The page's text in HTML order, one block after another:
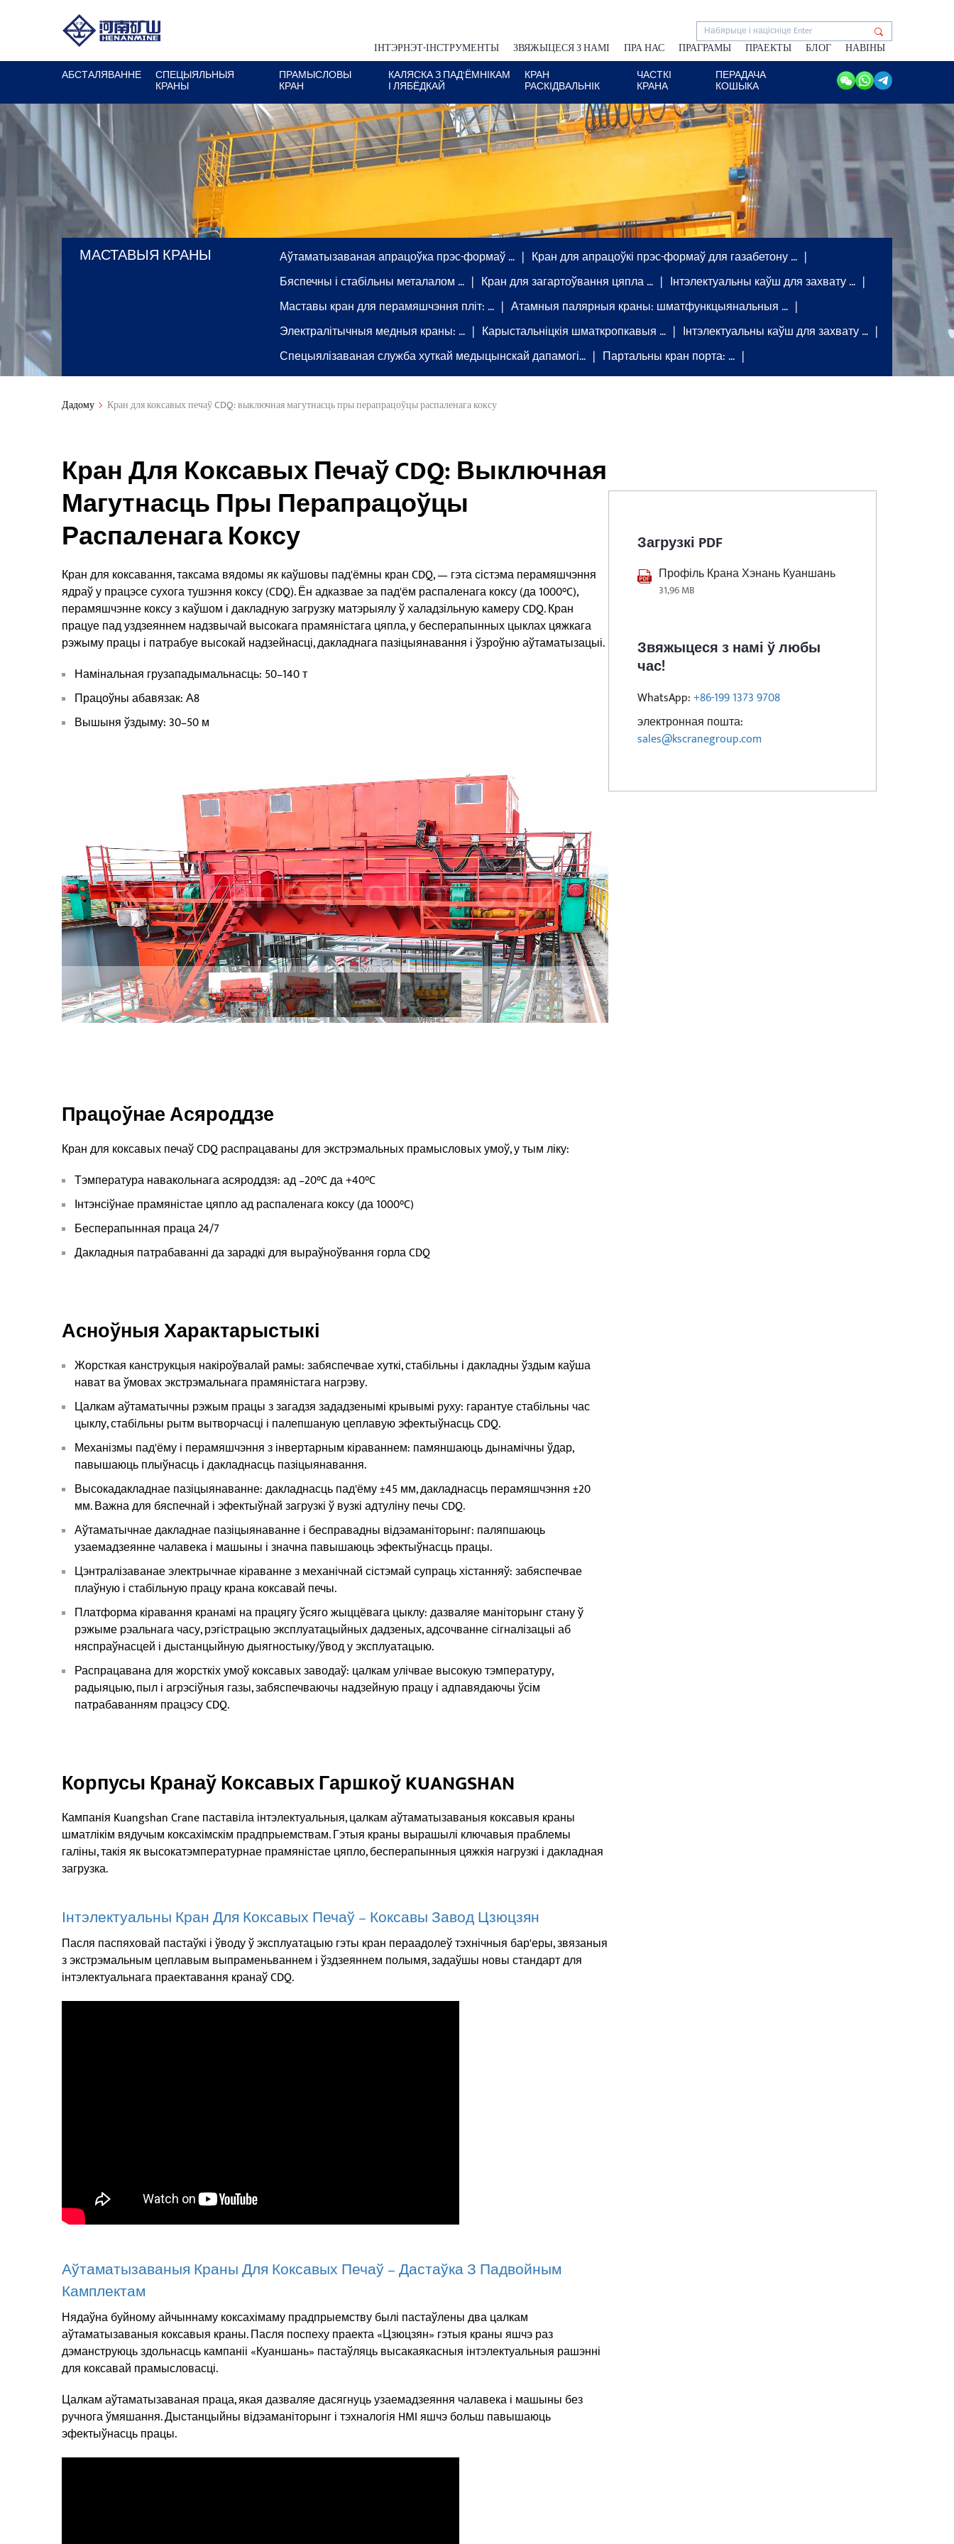
ІНТЭРНЭТ-ІНСТРУМЕНТЫ ЗВЯЖЫЦЕСЯ З НАМІ ПРА НАС ПРАГРАМЫ ПРАЕКТЫ БЛОГ
НАВІНЫ
АБСТАЛЯВАННЕ
СПЕЦЫЯЛЬНЫЯ
КРАНЫ
ПРАМЫСЛОВЫ
КРАН
КАЛЯСКА З ПАД'ЁМНІКАМ
І ЛЯБЁДКАЙ
КРАН
РАСКІДВАЛЬНІК
ЧАСТКІ
КРАНА
ПЕРАДАЧА
КОШЫКА
МАСТАВЫЯ КРАНЫ Аўтаматызаваная апрацоўка прэс-формаў …
Кран для апрацоўкі прэс-формаў для газабетону …
Бяспечны і стабільны металалом …
Кран для загартоўвання цяпла …
Інтэлектуальны каўш для захвату …
Маставы кран для перамяшчэння пліт: …
Атамныя палярныя краны: шматфункцыянальныя …
Электралітычныя медныя краны: …
Карыстальніцкія шматкропкавыя …
Інтэлектуальны каўш для захвату …
Спецыялізаваная служба хуткай медыцынскай дапамогі…
Партальны кран порта: …
Дадому Кран для коксавых печаў CDQ: выключная магутнасць пры перапрацоўцы распаленага коксу
Кран Для Коксавых Печаў CDQ: Выключная
Магутнасць Пры Перапрацоўцы
Распаленага Коксу
Кран для коксавання, таксама вядомы як каўшовы пад'ёмны кран CDQ, — гэта сістэма перамяшчэння
ядраў у працэсе сухога тушэння коксу (CDQ). Ён адказвае за пад'ём распаленага коксу (да 1000°C),
перамяшчэнне коксу з каўшом і дакладную загрузку матэрыялу ў халадзільную камеру CDQ. Кран
працуе пад уздзеяннем надзвычай высокага прамяністага цяпла, у бесперапынных цыклах цяжкага
рэжыму працы і патрабуе высокай надзейнасці, дакладнага пазіцыянавання і ўзроўню аўтаматызацыі.
Намінальная грузападымальнасць: 50–140 т
Працоўны абавязак: А8
Вышыня ўздыму: 30–50 м
Працоўнае Асяроддзе
Кран для коксавых печаў CDQ распрацаваны для экстрэмальных прамысловых умоў, у тым ліку:
Тэмпература навакольнага асяроддзя: ад –20°C да +40°C
Інтэнсіўнае прамяністае цяпло ад распаленага коксу (да 1000°C)
Бесперапынная праца 24/7
Дакладныя патрабаванні да зарадкі для выраўноўвання горла CDQ
Асноўныя Характарыстыкі
Жорсткая канструкцыя накіроўвалай рамы: забяспечвае хуткі, стабільны і дакладны ўздым каўша
нават ва ўмовах экстрэмальнага прамяністага нагрэву.
Цалкам аўтаматычны рэжым працы з загадзя зададзенымі крывымі руху: гарантуе стабільны час
цыклу, стабільны рытм вытворчасці і палепшаную цеплавую эфектыўнасць CDQ.
Механізмы пад'ёму і перамяшчэння з інвертарным кіраваннем: памяншаюць дынамічны ўдар,
павышаюць плыўнасць і дакладнасць пазіцыянавання.
Высокадакладнае пазіцыянаванне: дакладнасць пад'ёму ±45 мм, дакладнасць перамяшчэння ±20
мм. Важна для бяспечнай і эфектыўнай загрузкі ў вузкі адтуліну печы CDQ.
Аўтаматычнае дакладнае пазіцыянаванне і бесправадны відэаманіторынг: паляпшаюць
узаемадзеянне чалавека і машыны і значна павышаюць эфектыўнасць працы.
Цэнтралізаванае электрычнае кіраванне з механічнай сістэмай супраць хістанняў: забяспечвае
плаўную і стабільную працу крана коксавай печы.
Платформа кіравання кранамі на працягу ўсяго жыццёвага цыклу: дазваляе маніторынг стану ў
рэжыме рэальнага часу, рэгістрацыю эксплуатацыйных дадзеных, адсочванне сігналізацыі аб
няспраўнасцей і дыстанцыйную дыягностыку/ўвод у эксплуатацыю.
Распрацавана для жорсткіх умоў коксавых заводаў: цалкам улічвае высокую тэмпературу,
радыяцыю, пыл і агрэсіўныя газы, забяспечваючы надзейную працу і адпавядаючы ўсім
патрабаванням працэсу CDQ.
Корпусы Кранаў Коксавых Гаршкоў KUANGSHAN
Кампанія Kuangshan Crane паставіла інтэлектуальныя, цалкам аўтаматызаваныя коксавыя краны
шматлікім вядучым коксахімскім прадпрыемствам. Гэтыя краны вырашылі ключавыя праблемы
галіны, такія як высокатэмпературнае прамяністае цяпло, бесперапынныя цяжкія нагрузкі і дакладная
загрузка.
Інтэлектуальны Кран Для Коксавых Печаў – Коксавы Завод Цзюцзян
Пасля паспяховай пастаўкі і ўводу ў эксплуатацыю гэты кран пераадолеў тэхнічныя бар'еры, звязаныя
з экстрэмальным цеплавым выпраменьваннем і ўздзеяннем полымя, задаўшы новы стандарт для
інтэлектуальнага праектавання кранаў CDQ.
Аўтаматызаваныя Краны Для Коксавых Печаў – Дастаўка З Падвойным
Камплектам
Нядаўна буйному айчыннаму коксахімаму прадпрыемству былі пастаўлены два цалкам
аўтаматызаваныя коксавыя краны. Пасля поспеху праекта «Цзюцзян» гэтыя краны яшчэ раз
дэманструюць здольнасць кампаніі «Куаншань» пастаўляць высакаякасныя інтэлектуальныя рашэнні
для коксавай прамысловасці.
Цалкам аўтаматызаваная праца, якая дазваляе дасягнуць узаемадзеяння чалавека і машыны без
ручнога ўмяшання. Дыстанцыйны відэаманіторынг і тэхналогія HMI яшчэ больш павышаюць
эфектыўнасць працы.
Загрузкі PDF
Профіль Крана Хэнань Куаншань
31,96 MB
Звяжыцеся з намі ў любы
час!
WhatsApp:+86-199 1373 9708
электронная пошта:
sales@kscranegroup.com